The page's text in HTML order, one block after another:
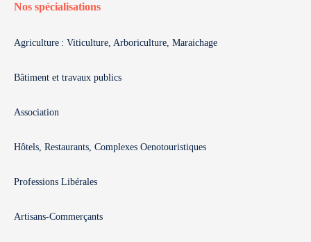
Nos spécialisations
Agriculture : Viticulture, Arboriculture, Maraichage
Bâtiment et travaux publics
Association
Hôtels, Restaurants, Complexes Oenotouristiques
Professions Libérales
Artisans-Commerçants